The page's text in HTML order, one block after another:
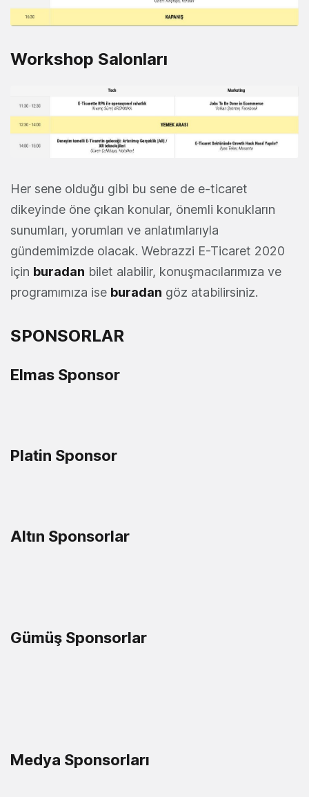
Workshop Salonları
Her sene olduğu gibi bu sene de e-ticaret
dikeyinde öne çıkan konular, önemli konukların
sunumları, yorumları ve anlatımlarıyla
gündemimizde olacak. Webrazzi E-Ticaret 2020
için buradan bilet alabilir, konuşmacılarımıza ve
programımıza ise buradan göz atabilirsiniz.
SPONSORLAR
Elmas Sponsor
Platin Sponsor
Altın Sponsorlar
Gümüş Sponsorlar
Medya Sponsorları